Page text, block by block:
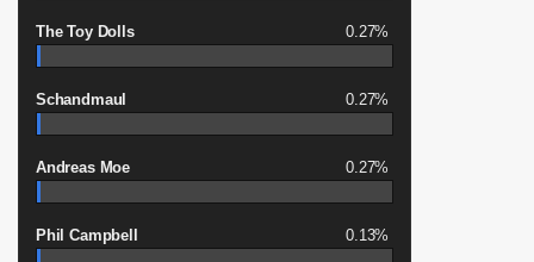
The Toy Dolls 0.27%
Schandmaul 0.27%
Andreas Moe 0.27%
Phil Campbell 0.13%